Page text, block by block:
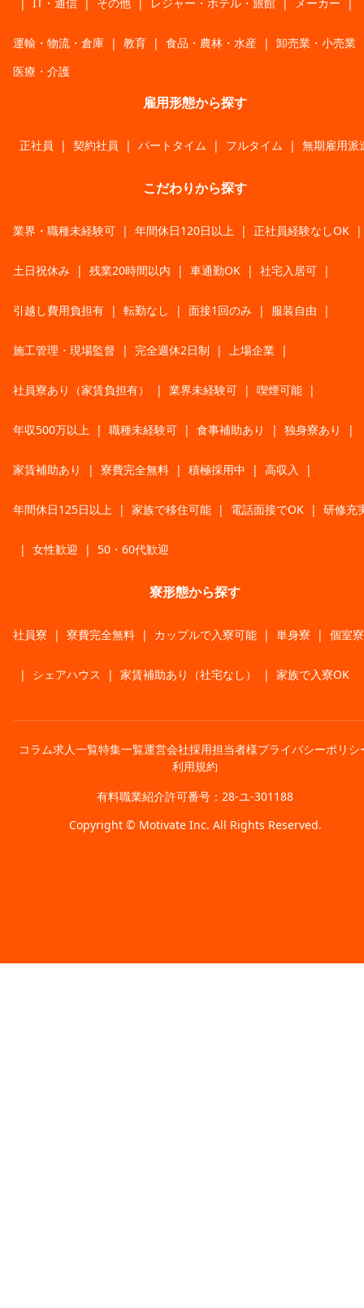
運輸・物流・倉庫 | 教育 | 食品・農林・水産 | 卸売業・小売業
医療・介護
雇用形態から探す
正社員 | 契約社員 | パートタイム | フルタイム | 無期雇用派
こだわりから探す
業界・職種未経験可 | 年間休日120日以上 | 正社員経験なしOK |
土日祝休み | 残業20時間以内 | 車通勤OK | 社宅入居可 |
引越し費用負担有 | 転勤なし | 面接1回のみ | 服装自由 |
施工管理・現場監督 | 完全週休2日制 | 上場企業 |
社員寮あり（家賃負担有） | 業界未経験可 | 喫煙可能 |
年収500万以上 | 職種未経験可 | 食事補助あり | 独身寮あり |
家賃補助あり | 寮費完全無料 | 積極採用中 | 高収入 |
年間休日125日以上 | 家族で移住可能 | 電話面接でOK | 研修充
| 女性歓迎 | 50・60代歓迎
寮形態から探す
社員寮 | 寮費完全無料 | カップルで入寮可能 | 単身寮 | 個室寮
| シェアハウス | 家賃補助あり（社宅なし） | 家族で入寮OK
コラム求人一覧特集一覧運営会社採用担当者様プライバシーポリシ
利用規約
有料職業紹介許可番号：28-ユ-301188
Copyright © Motivate Inc. All Rights Reserved.